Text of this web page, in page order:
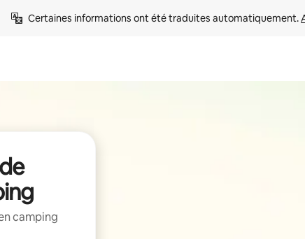
Certaines informations ont été traduites automatiquement.
camping